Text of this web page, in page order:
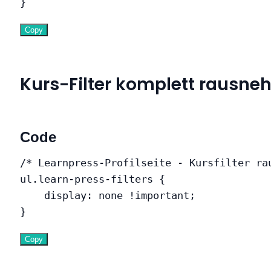
Copy
Kurs-Filter komplett
Code
/* Learnpress-Profilseite - Kursfilter
ul.learn-press-filters {
display : none !important ;
}
Copy